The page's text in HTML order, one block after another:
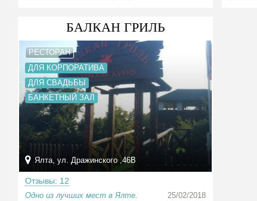
БАЛКАН ГРИЛЬ
РЕСТОРАН
ДЛЯ КОРПОРАТИВА
ДЛЯ СВАДЬБЫ
БАНКЕТНЫЙ ЗАЛ
Ялта, ул. Дражинского ,46B
Отзывы: 12
Одно из лучших мест в Ялте.
25/02/2018